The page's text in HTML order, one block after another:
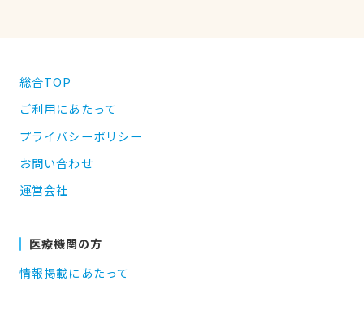
総合TOP
ご利用にあたって
プライバシーポリシー
お問い合わせ
運営会社
医療機関の方
情報掲載にあたって